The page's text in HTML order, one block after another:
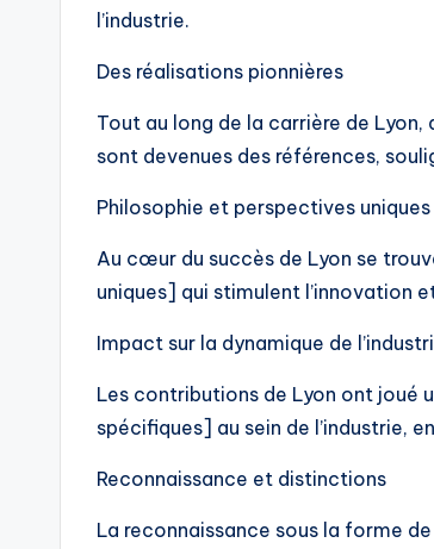
l’industrie.
Des réalisations pionnières
Tout au long de la carrière de
sont devenues des références,
Philosophie et perspectives uniques
Au cœur du succès de Lyon se
uniques] qui stimulent l’innovation
Impact sur la dynamique de
Les contributions de Lyon ont joué
spécifiques] au sein de l’industrie,
Reconnaissance et distinctions
La reconnaissance sous la forme